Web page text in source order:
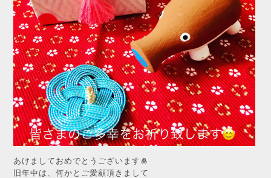
あけましておめでとうございます🎍
旧年中は、何かとご愛顧頂きまして